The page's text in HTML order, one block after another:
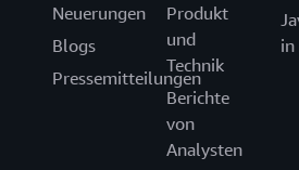
Neuerungen
Blogs
Pressemitteilungen
Produkt
und
Technik
Berichte
von
Analysten
in